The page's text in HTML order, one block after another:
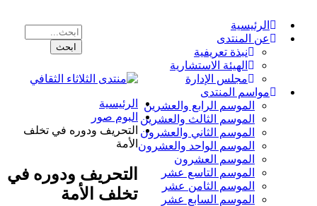
الرئيسية
عن المنتدى
نبذة تعريفية
الهيئة الاستشارية
مجلس الإدارة
مواسم المنتدى
الموسم الرابع والعشرين
الموسم الثالث والعشرين
الموسم الثاني والعشرون
الموسم الواحد والعشرون
الموسم العشرون
الموسم التاسع عشر
الموسم الثامن عشر
الموسم السابع عشر
الرئيسية
البوم صور
التحريف ودوره في تخلف
الأمة
التحريف ودوره في
تخلف الأمة